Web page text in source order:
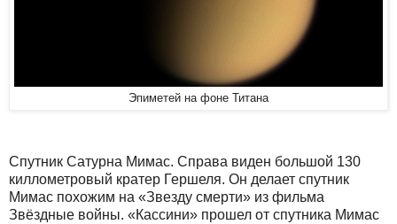
Эпиметей на фоне Титана
Спутник Сатурна Мимас. Справа виден большой 130
киллометровый кратер Гершеля. Он делает спутник
Мимас похожим на «Звезду смерти» из фильма
Звёздные войны. «Кассини» прошел от спутника Мимас